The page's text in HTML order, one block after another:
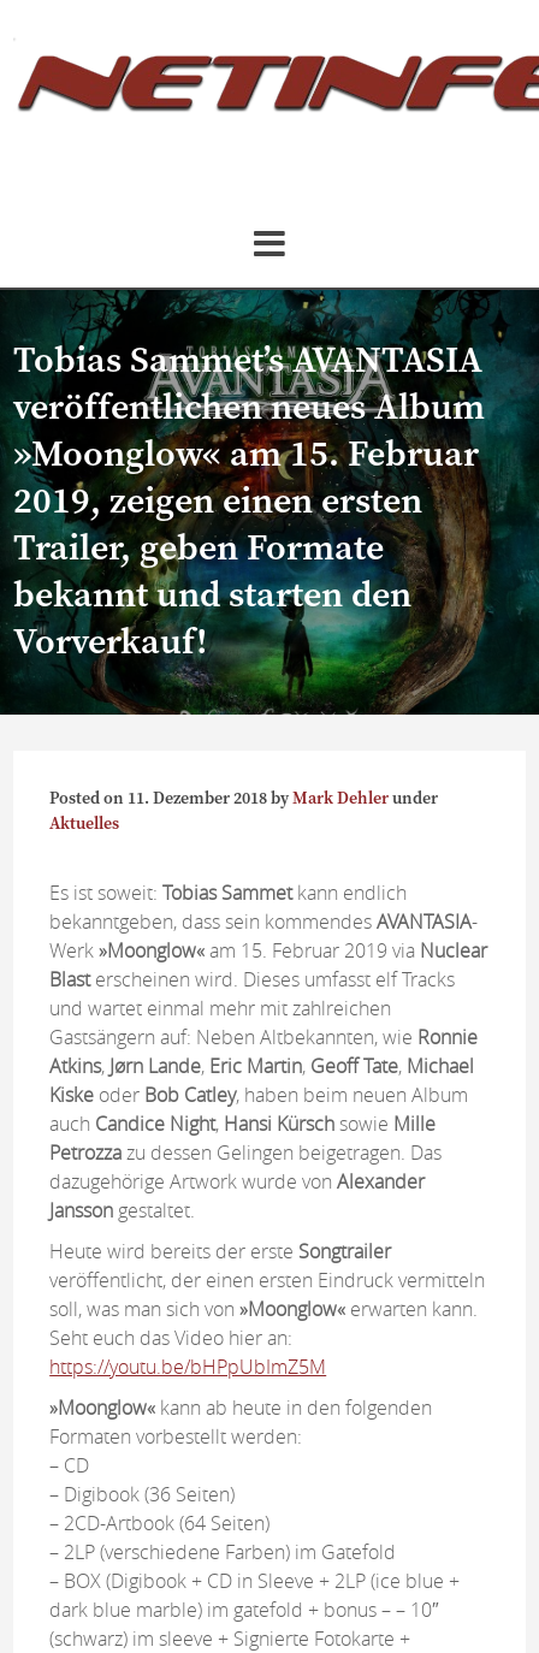
Tobias Sammet’s AVANTASIA
veröffentlichen neues Album
»Moonglow« am 15. Februar
2019, zeigen einen ersten
Trailer, geben Formate
bekannt und starten den
Vorverkauf!
Posted on 11. Dezember 2018byMark Dehlerunder
Aktuelles
Es ist soweit:Tobias Sammetkann endlich
bekanntgeben, dass sein kommendesAVANTASIA-
Werk»Moonglow«am 15. Februar 2019 via Nuclear
Blasterscheinen wird. Dieses umfasst elf Tracks
und wartet einmal mehr mit zahlreichen
Gastsängern auf: Neben Altbekannten, wie Ronnie
Atkins, Jørn Lande, Eric Martin, Geoff Tate, Michael
Kiske oder Bob Catley, haben beim neuen Album
auch Candice Night, Hansi Kürschsowie Mille
Petrozzazu dessen Gelingen beigetragen. Das
dazugehörige Artwork wurde vonAlexander
Jansson gestaltet.
Heute wird bereits der erste Songtrailer
veröffentlicht, der einen ersten Eindruck vermitteln
soll, was man sich von»Moonglow« erwarten kann.
Seht euch das Video hier an:
https://youtu.be/bHPpUbImZ5M
»Moonglow« kann ab heute in den folgenden
Formaten vorbestellt werden:
– CD
– Digibook (36 Seiten)
– 2CD-Artbook (64 Seiten)
– 2LP (verschiedene Farben) im Gatefold
– BOX (Digibook + CD in Sleeve + 2LP (ice blue +
dark blue marble) im gatefold + bonus – – 10″
(schwarz) im sleeve + Signierte Fotokarte +